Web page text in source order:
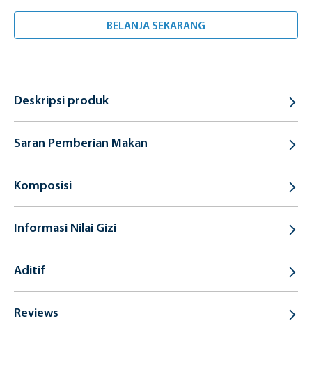
BELANJA SEKARANG
Deskripsi produk
Saran Pemberian Makan
Komposisi
Informasi Nilai Gizi
Aditif
Reviews